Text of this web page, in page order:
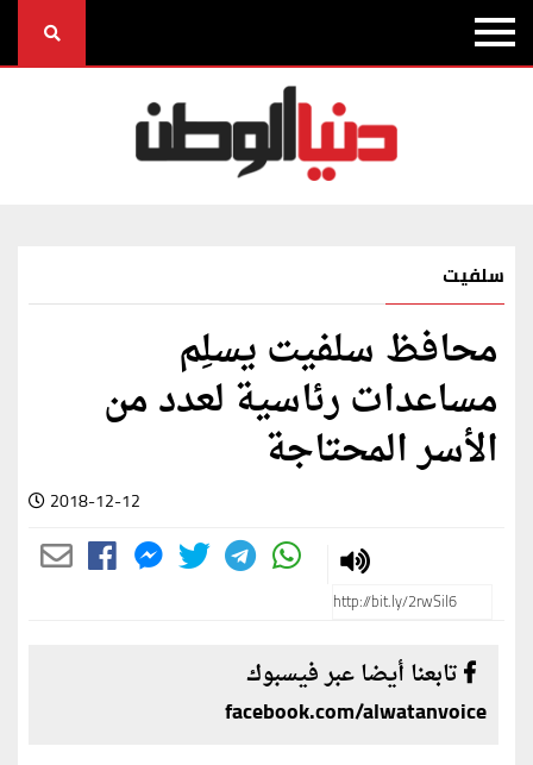
سلفيت
محافظ سلفيت يسلِم
مساعدات رئاسية لعدد من
الأسر المحتاجة
2018-12-12
تابعنا أيضا عبر فيسبوك
facebook.com/alwatanvoice